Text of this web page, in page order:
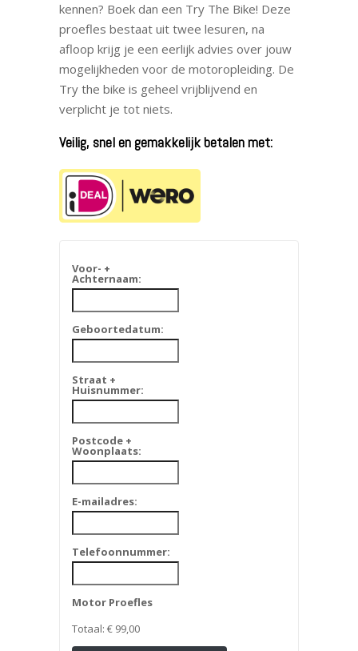
kennen? Boek dan een Try The Bike! Deze
proefles bestaat uit twee lesuren, na
afloop krijg je een eerlijk advies over jouw
mogelijkheden voor de motoropleiding. De
Try the bike is geheel vrijblijvend en
verplicht je tot niets.
Veilig, snel en gemakkelijk betalen met:
Voor- +
Achternaam:
Geboortedatum:
Straat +
Huisnummer:
Postcode +
Woonplaats:
E-mailadres:
Telefoonnummer:
Motor Proefles
Totaal: € 99,00